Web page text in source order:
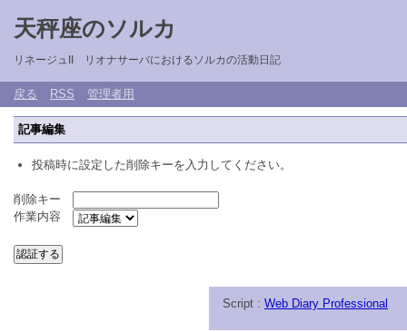
天秤座のソルカ
リネージュII リオナサーバにおけるソルカの活動日記
戻る RSS 管理者用
記事編集
投稿時に設定した削除キーを入力してください。
削除キー
作業内容
Script : Web Diary Professional